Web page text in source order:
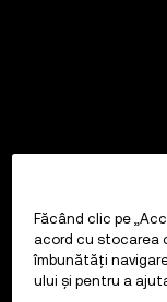
Făcând clic pe
acord cu stocarea
îmbunătăți
ului și pentru a